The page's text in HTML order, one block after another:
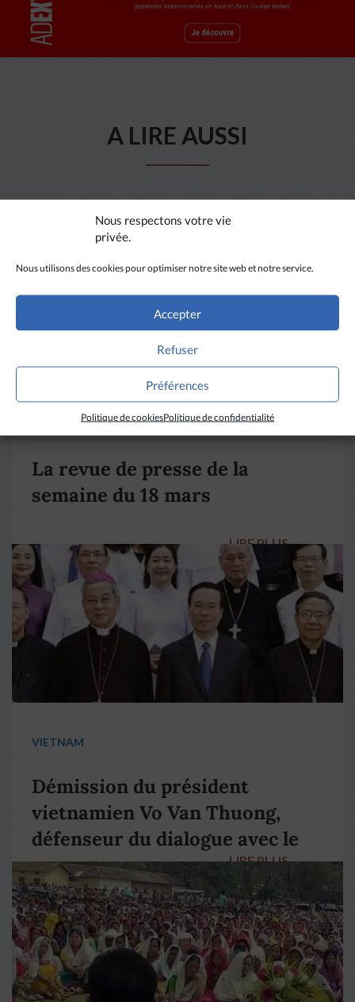
Nous respectons votre vie
privée.
Nous utilisons des cookies pour optimiser notre site web et notre service.
Accepter
Refuser
Préférences
Politique de cookiesPolitique de confidentialité
A LIRE AUSSI
DIVERS HORIZONS
La revue de presse de la
semaine du 18 mars
LIRE PLUS →
VIETNAM
Démission du président
vietnamien Vo Van Thuong,
défenseur du dialogue avec le
pape François
LIRE PLUS →